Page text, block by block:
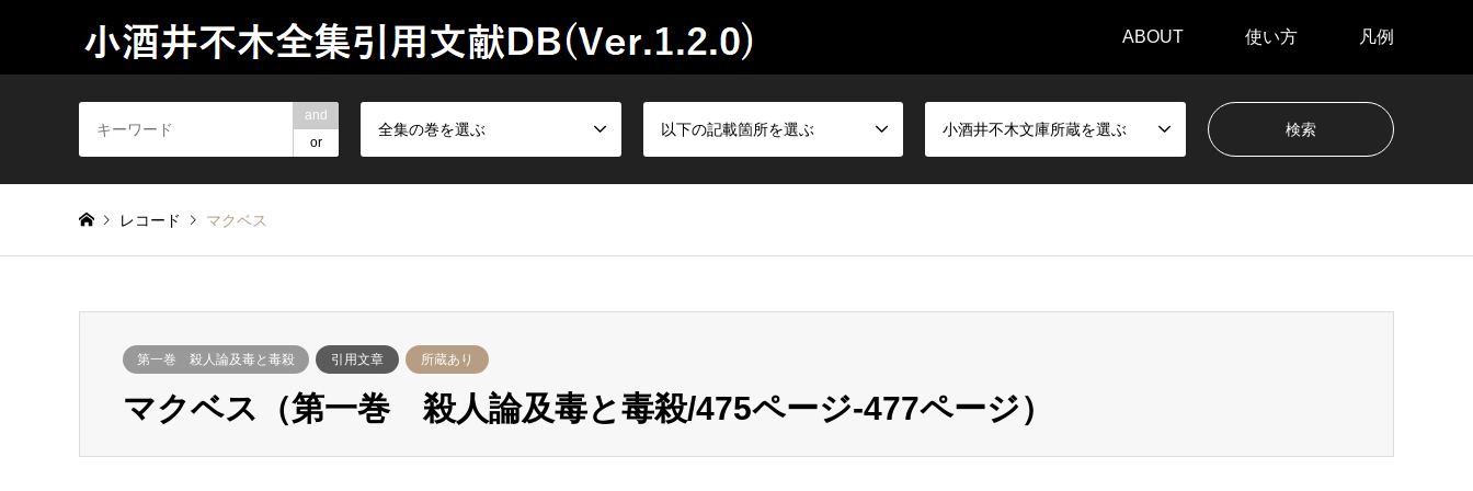
ABOUT 使い方 凡例
and
or
全集の巻を選ぶ 以下の記載箇所を選ぶ 小酒井不木文庫所蔵を選ぶ
レコード マクベス
第一巻 殺人論及毒と毒殺 引用文章 所蔵あり
マクベス（第一巻 殺人論及毒と毒殺/475ページ-477ページ）